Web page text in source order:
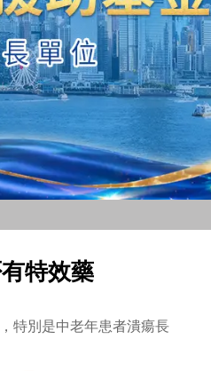
特效藥
特別是中老年患者潰瘍長